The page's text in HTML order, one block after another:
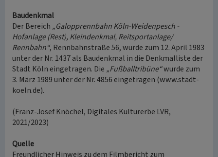
Baudenkmal
Der Bereich „Galopprennbahn Köln-Weidenpesch -
Hofanlage (Rest), Kleindenkmal, Reitsportanlage/
Rennbahn“, Rennbahnstraße 56, wurde zum 12. April 1983
unter der Nr. 1437 als Baudenkmal in die Denkmalliste der
Stadt Köln eingetragen. Die „Fußballtribüne“wurde zum
3. März 1989 unter der Nr. 4856 eingetragen (www.stadt-
koeln.de).
(Franz-Josef Knöchel, Digitales Kulturerbe LVR,
2021/2023)
Quelle
Freundlicher Hinweis zu dem Filmbericht zum